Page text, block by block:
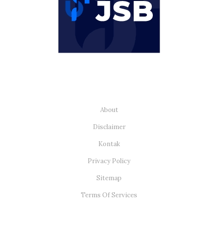
About
Disclaimer
Kontak
Privacy Policy
Sitemap
Terms Of Services